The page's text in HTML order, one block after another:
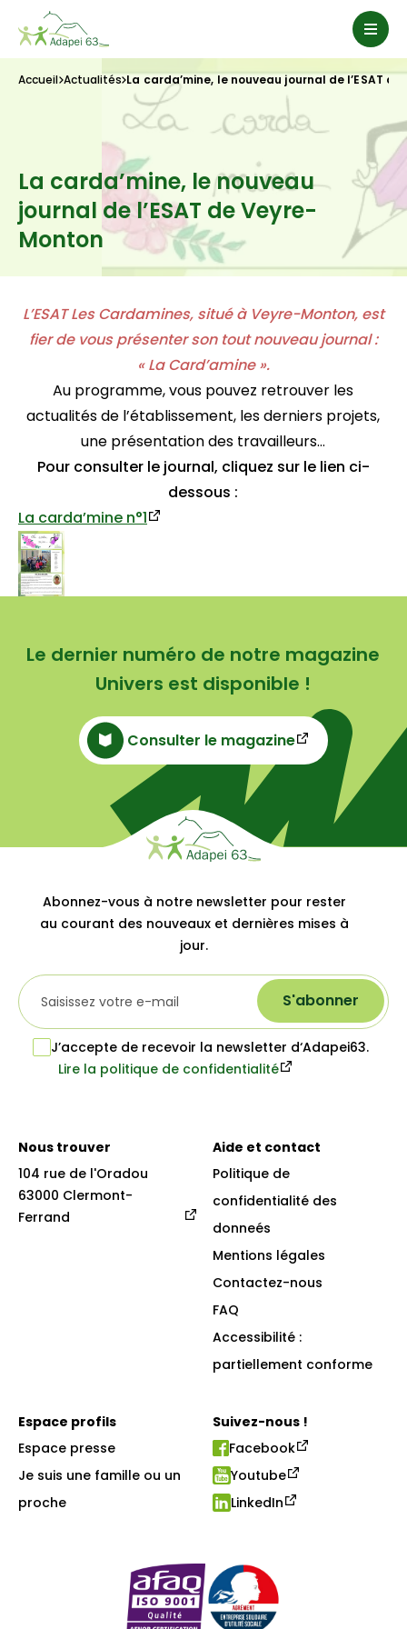
Accueil Actualités La carda’mine, le nouveau journal de l’ESAT
La carda’mine, le nouveau
journal de l’ESAT de Veyre-
Monton
L’ESAT Les Cardamines, situé à Veyre-Monton, est
fier de vous présenter son tout nouveau journal :
« La Card’amine ».
Au programme, vous pouvez retrouver les
actualités de l’établissement, les derniers projets,
une présentation des travailleurs…
Pour consulter le journal, cliquez sur le lien ci-
dessous :
La carda’mine n°1
Le dernier numéro de notre magazine
Univers est disponible !
Consulter le magazine
Abonnez-vous à notre newsletter pour rester
au courant des nouveaux et dernières mises à
jour.
S'abonner
J’accepte de recevoir la newsletter d‘Adapei63.
Lire la politique de confidentialité
Nous trouver
104 rue de l'Oradou
63000 Clermont-
Ferrand
Aide et contact
Politique de
confidentialité des
donneés
Mentions légales
Contactez-nous
FAQ
Accessibilité :
partiellement conforme
Espace profils
Espace presse
Je suis une famille ou un
proche
Suivez-nous !
Facebook
Youtube
LinkedIn